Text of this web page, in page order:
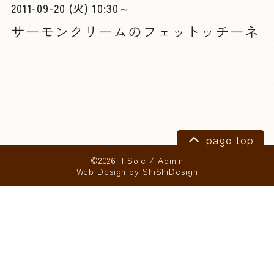
2011-09-20 (火) 10:30～
サーモンクリームのフェットッチーネ
page top
©2026 Il Sole / Admin
Web Design by ShiShiDesign